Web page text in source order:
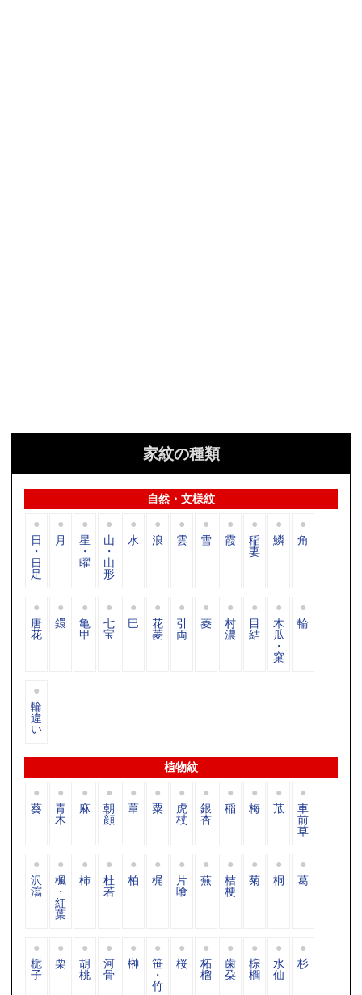
家紋の種類
自然・文様紋
日
・
日
足
月 星
・
曜
山
・
山
形
水 浪 雲 雪 霞 稲
妻
鱗 角
唐
花
鐶 亀
甲
七
宝
巴 花
菱
引
両
菱 村
濃
目
結
木
瓜
・
窠
輪
輪
違
い
植物紋
葵 青
木
麻 朝
顔
葦 粟 虎
杖
銀
杏
稲 梅 苽 車
前
草
沢
瀉
楓
・
紅
葉
柿 杜
若
柏 梶 片
喰
蕪 桔
梗
菊 桐 葛
栀
子
栗 胡
桃
河
骨
榊 笹
・
竹
桜 柘
榴
歯
朶
棕
櫚
水
仙
杉